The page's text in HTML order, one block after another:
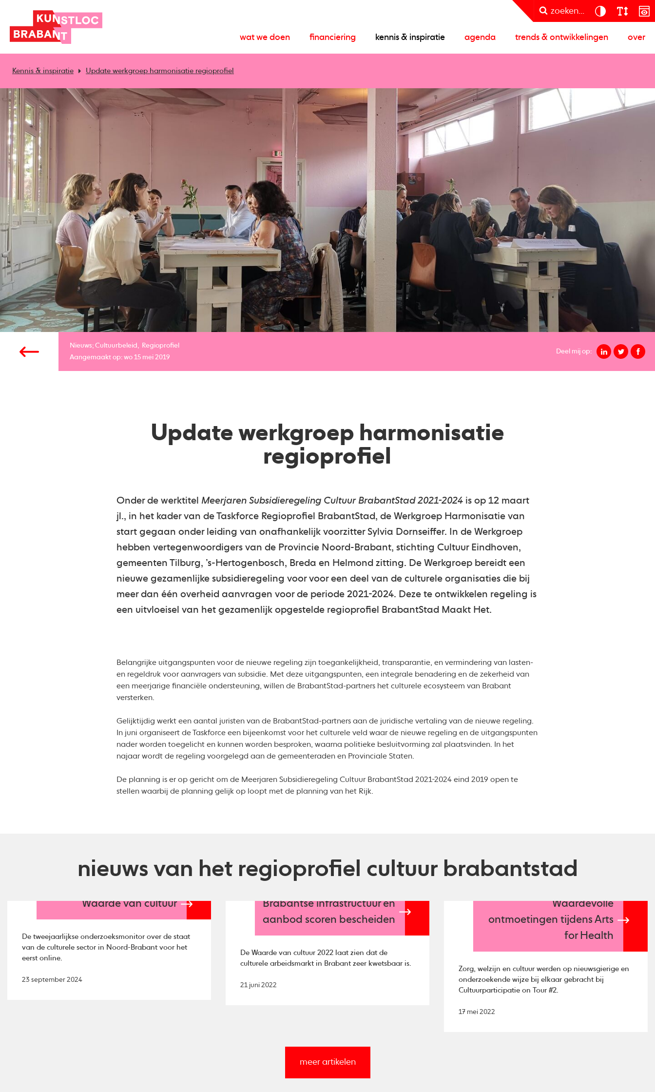
zoeken...
wat we doen financiering kennis & inspiratie agenda trends & ontwikkelingen over
Kennis & inspiratie Update werkgroep harmonisatie regioprofiel
Nieuws; Cultuurbeleid
Regioprofiel
Aangemaakt op: wo 15 mei 2019
Deel mij op:
Update werkgroep harmonisatie
regioprofiel
Onder de werktitel Meerjaren Subsidieregeling Cultuur BrabantStad 2021-2024 is op 12 maart
jl., in het kader van de Taskforce Regioprofiel BrabantStad, de Werkgroep Harmonisatie van
start gegaan onder leiding van onafhankelijk voorzitter Sylvia Dornseiffer. In de Werkgroep
hebben vertegenwoordigers van de Provincie Noord-Brabant, stichting Cultuur Eindhoven,
gemeenten Tilburg, ’s-Hertogenbosch, Breda en Helmond zitting. De Werkgroep bereidt een
nieuwe gezamenlijke subsidieregeling voor voor een deel van de culturele organisaties die bij
meer dan één overheid aanvragen voor de periode 2021-2024. Deze te ontwikkelen regeling is
een uitvloeisel van het gezamenlijk opgestelde regioprofiel BrabantStad Maakt Het.
Belangrijke uitgangspunten voor de nieuwe regeling zijn toegankelijkheid, transparantie, en vermindering van lasten-
en regeldruk voor aanvragers van subsidie. Met deze uitgangspunten, een integrale benadering en de zekerheid van
een meerjarige financiële ondersteuning, willen de BrabantStad-partners het culturele ecosysteem van Brabant
versterken.
Gelijktijdig werkt een aantal juristen van de BrabantStad-partners aan de juridische vertaling van de nieuwe regeling.
In juni organiseert de Taskforce een bijeenkomst voor het culturele veld waar de nieuwe regeling en de uitgangspunten
nader worden toegelicht en kunnen worden besproken, waarna politieke besluitvorming zal plaatsvinden. In het
najaar wordt de regeling voorgelegd aan de gemeenteraden en Provinciale Staten.
De planning is er op gericht om de Meerjaren Subsidieregeling Cultuur BrabantStad 2021-2024 eind 2019 open te
stellen waarbij de planning gelijk op loopt met de planning van het Rijk.
nieuws van het regioprofiel cultuur brabantstad
Waarde van cultuur
De tweejaarlijkse onderzoeksmonitor over de staat
van de culturele sector in Noord-Brabant voor het
eerst online.
23 september 2024
Brabantse infrastructuur en
aanbod scoren bescheiden
De Waarde van cultuur 2022 laat zien dat de
culturele arbeidsmarkt in Brabant zeer kwetsbaar is.
21 juni 2022
Waardevolle
ontmoetingen tijdens Arts
for Health
Zorg, welzijn en cultuur werden op nieuwsgierige en
onderzoekende wijze bij elkaar gebracht bij
Cultuurparticipatie on Tour #2.
17 mei 2022
meer artikelen